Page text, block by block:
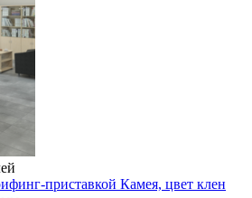
приставкой Камея, цвет клен